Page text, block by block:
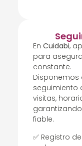
En Cuidabi,
para
constante.
Disponemos
seguimiento
visitas,
fiable.
✅ Registro